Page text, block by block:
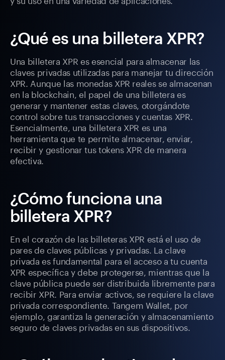
¿Qué es una billetera XPR?
Una billetera XPR es esencial para almacenar las
claves privadas utilizadas para manejar tu dirección
XPR. Aunque las monedas XPR reales se almacenan
en la blockchain, el papel de una billetera es
generar y mantener estas claves, otorgándote
control sobre tus transacciones y cuentas XPR.
Esencialmente, una billetera XPR es una
herramienta que te permite almacenar, enviar,
recibir y gestionar tus tokens XPR de manera
efectiva.
¿Cómo funciona una
billetera XPR?
En el corazón de las billeteras XPR está el uso de
pares de claves públicas y privadas. La clave
privada es fundamental para el acceso a tu cuenta
XPR específica y debe protegerse, mientras que la
clave pública puede ser distribuida libremente para
recibir XPR. Para enviar activos, se requiere la clave
privada correspondiente. Tangem Wallet, por
ejemplo, garantiza la generación y almacenamiento
seguro de claves privadas en sus dispositivos.